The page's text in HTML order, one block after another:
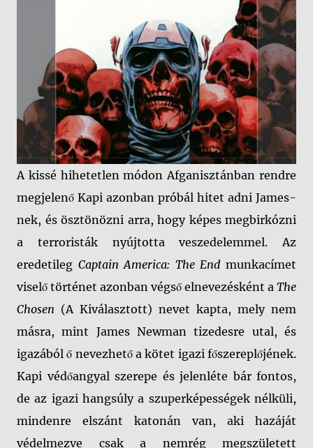
A kissé hihetetlen módon Afganisztánban rendre
megjelenő Kapi azonban próbál hitet adni James-
nek, és ösztönözni arra, hogy képes megbirkózni
a terroristák nyújtotta veszedelemmel. Az
eredetileg Captain America: The End munkacímet
viselő történet azonban végső elnevezésként a The
Chosen (A Kiválasztott) nevet kapta, mely nem
másra, mint James Newman tizedesre utal, és
igazából ő nevezhető a kötet igazi főszereplőjének.
Kapi védőangyal szerepe és jelenléte bár fontos,
de az igazi hangsúly a szuperképességek nélküli,
mindenre elszánt katonán van, aki hazáját
védelmezve csak a nemrég megszületett